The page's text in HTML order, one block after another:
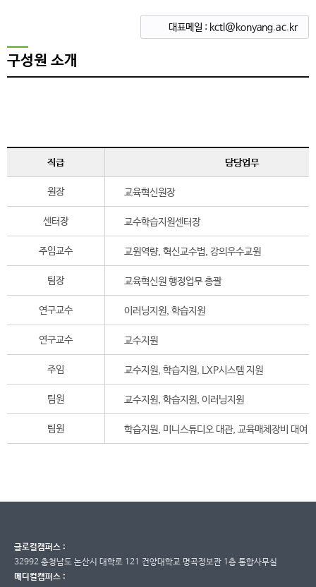
대표메일 : kctl@konyang.ac.kr
구성원 소개
직급 담당업무
원장 교육혁신원장
센터장 교수학습지원센터장
주임교수 교원역량, 혁신교수법, 강의우수교원
팀장 교육혁신원 행정업무 총괄
연구교수 이러닝지원, 학습지원
연구교수 교수지원
주임 교수지원, 학습지원, LXP시스템 지원
팀원 교수지원, 학습지원, 이러닝지원
팀원 학습지원, 미니스튜디오 대관, 교육매체장비 대여
글로컬캠퍼스 :
32992 충청남도 논산시 대학로 121 건양대학교 명곡정보관 1층 통합사무실
메디컬캠퍼스 :